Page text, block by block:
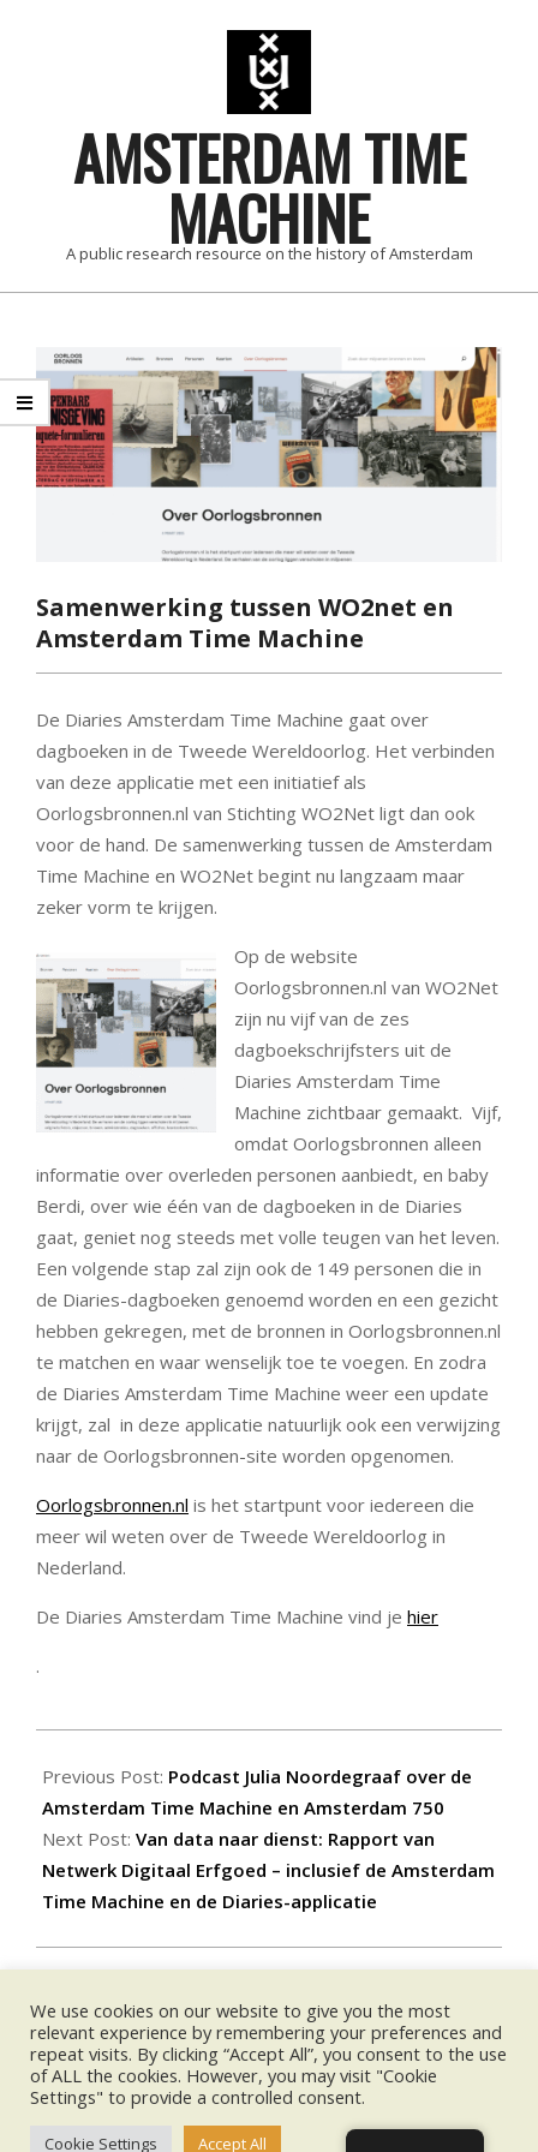
AMSTERDAM TIME
MACHINE
A public research resource on the history of Amsterdam
Menu
Samenwerking tussen WO2net en
Amsterdam Time Machine
De Diaries Amsterdam Time Machine gaat over
dagboeken in de Tweede Wereldoorlog. Het verbinden
van deze applicatie met een initiatief als
Oorlogsbronnen.nl van Stichting WO2Net ligt dan ook
voor de hand. De samenwerking tussen de Amsterdam
Time Machine en WO2Net begint nu langzaam maar
zeker vorm te krijgen.
Op de website
Oorlogsbronnen.nl van WO2Net
zijn nu vijf van de zes
dagboekschrijfsters uit de
Diaries Amsterdam Time
Machine zichtbaar gemaakt. Vijf,
omdat Oorlogsbronnen alleen
informatie over overleden personen aanbiedt, en baby
Berdi, over wie één van de dagboeken in de Diaries
gaat, geniet nog steeds met volle teugen van het leven.
Een volgende stap zal zijn ook de 149 personen die in
de Diaries-dagboeken genoemd worden en een gezicht
hebben gekregen, met de bronnen in Oorlogsbronnen.nl
te matchen en waar wenselijk toe te voegen. En zodra
de Diaries Amsterdam Time Machine weer een update
krijgt, zal in deze applicatie natuurlijk ook een verwijzing
naar de Oorlogsbronnen-site worden opgenomen.
Oorlogsbronnen.nl is het startpunt voor iedereen die
meer wil weten over de Tweede Wereldoorlog in
Nederland.
De Diaries Amsterdam Time Machine vind je hier
.
11-
13
Previous Post: Podcast Julia Noordegraaf over de
Amsterdam Time Machine en Amsterdam 750
Next Post: Van data naar dienst: Rapport van
Netwerk Digitaal Erfgoed – inclusief de Amsterdam
Time Machine en de Diaries-applicatie
UPCOMING EVENTS:
no event
We use cookies on our website to give you the most
relevant experience by remembering your preferences and
repeat visits. By clicking “Accept All”, you consent to the use
of ALL the cookies. However, you may visit "Cookie
Settings" to provide a controlled consent.
Cookie Settings Accept All